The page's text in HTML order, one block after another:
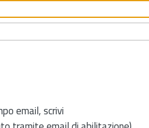
email, scrivi